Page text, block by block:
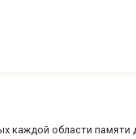
каждой области памяти